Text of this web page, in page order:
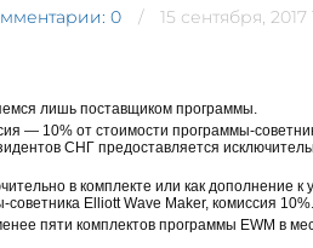
0 15 сентября, 2017
лишь поставщиком программы.
— 10% от стоимости программы-
СНГ предоставляется
в комплекте или как дополнение к
Elliott Wave Maker, комиссия 10%.
пяти комплектов программы EWM в